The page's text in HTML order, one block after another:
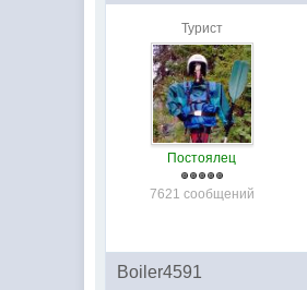
Турист
Постоялец
7621 сообщений
Boiler4591